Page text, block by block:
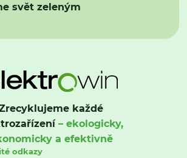
svět zeleným
každé
– ekologicky,
a efektivně
odkazy